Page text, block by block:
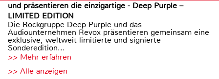
und präsentieren die einzigartige - Deep Purple –
LIMITED EDITION
Die Rockgruppe Deep Purple und das
Audiounternehmen Revox präsentieren gemeinsam eine
exklusive, weltweit limitierte und signierte
Sonderedition...
>> Mehr erfahren
>> Alle anzeigen